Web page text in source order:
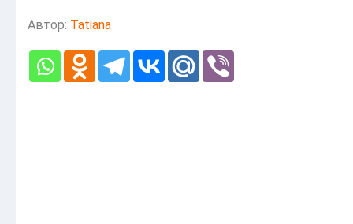
Автор: Tatiana